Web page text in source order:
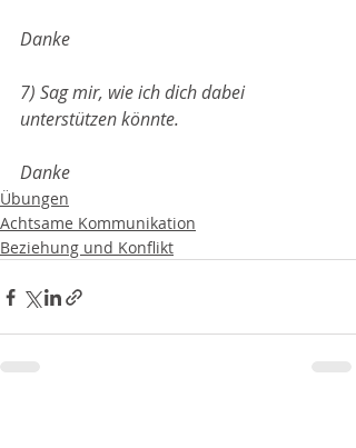
Danke
7) Sag mir, wie ich dich dabei
unterstützen könnte.
Danke
Übungen
Achtsame Kommunikation
Beziehung und Konflikt